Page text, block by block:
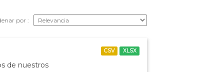
por
de nuestros
CSV XLSX